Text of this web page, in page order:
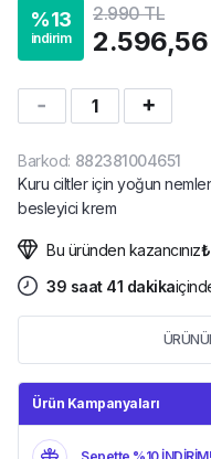
%13
indirim
2.990 TL
2.596,56
1
Barkod: 882381004651
Kuru ciltler için yoğun
besleyici krem
Bu üründen kazancınız
39 saat 41 dakika
Ürün Kampanyaları